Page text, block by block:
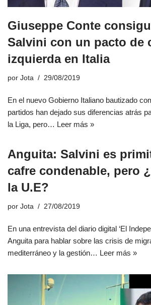
Giuseppe Conte
Salvini con un pacto de
izquierda en Italia
por Jota 29/08/2019
En el nuevo Gobierno Italiano bautizado
partidos han dejado sus diferencias atrás
la Liga, pero… Leer más »
Anguita: Salvini es
cafre condenable, pero
la U.E?
por Jota 27/08/2019
En una entrevista del diario digital ‘El
Anguita para hablar sobre las crisis de
mediterráneo y la gestión… Leer más »